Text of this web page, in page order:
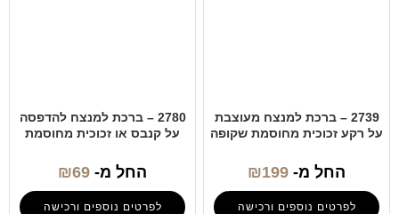
2739 – ברכת למנצח מעוצבת
על רקע זכוכית מחוסמת שקופה
החל מ- ₪199
לפרטים נוספים ורכישה
2780 – ברכת למנצח להדפסה
על קנבס או זכוכית מחוסמת
החל מ- ₪69
לפרטים נוספים ורכישה